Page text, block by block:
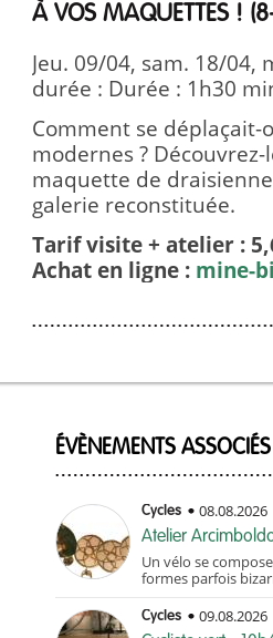
À VOS MAQUETTES !
Jeu. 09/04, sam. 18/04,
durée : Durée : 1h30
Comment se déplaçait-
modernes ?
maquette de
galerie reconstituée.
Tarif visite + atelier :
Achat en ligne : mine-
ÉVÈNEMENTS ASSOCIÉS
Cycles 08.08.2026
Atelier
Un vélo se
formes parfois
Cycles 09.08.2026